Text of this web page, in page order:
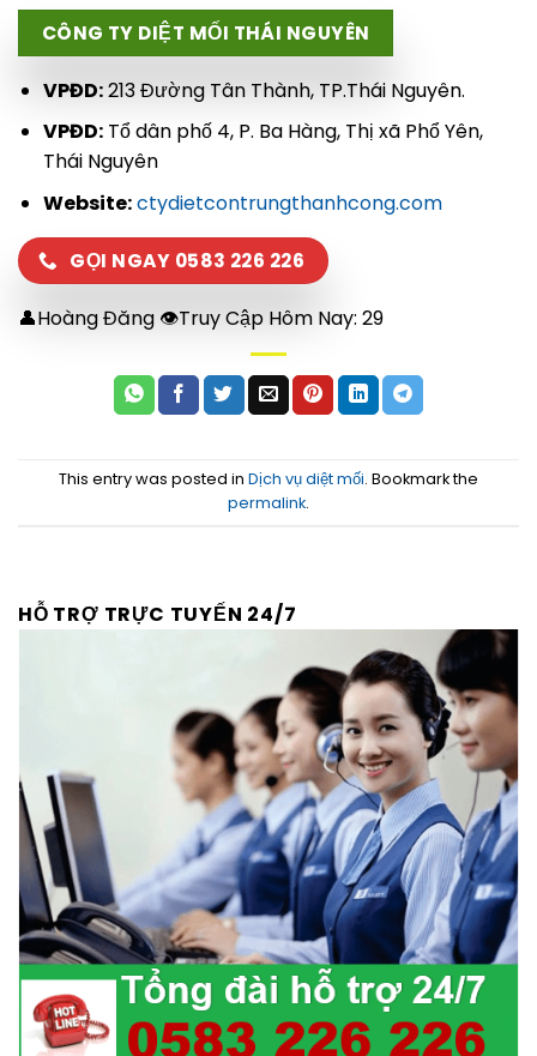
CÔNG TY DIỆT MỐI THÁI NGUYÊN
VPĐD:213 Đường Tân Thành, TP.Thái Nguyên.
VPĐD:Tổ dân phố 4, P. Ba Hàng, Thị xã Phổ Yên,
Thái Nguyên
Website:ctydietcontrungthanhcong.com
GỌI NGAY 0583 226 226
👤Hoàng Đăng 👁Truy Cập Hôm Nay: 29
This entry was posted in Dịch vụ diệt mối. Bookmark the
permalink.
HỖ TRỢ TRỰC TUYẾN 24/7